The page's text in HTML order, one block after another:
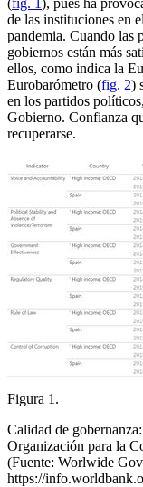
de las instituciones en
pandemia. Cuando las
gobiernos están más
ellos, como indica la
Eurobarómetro (fig. 2)
en los partidos
Gobierno. Confianza
recuperarse.
Figura 1.
Calidad de
Organización para la
(Fuente: Worlwide
https://